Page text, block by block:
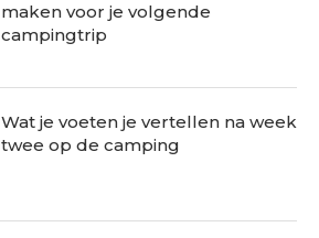
maken voor je volgende
campingtrip
Wat je voeten je vertellen na week
twee op de camping